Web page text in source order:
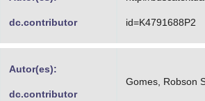
dc.contributor id=K4791688P2
Autor(es):
dc.contributor
Gomes, Robson